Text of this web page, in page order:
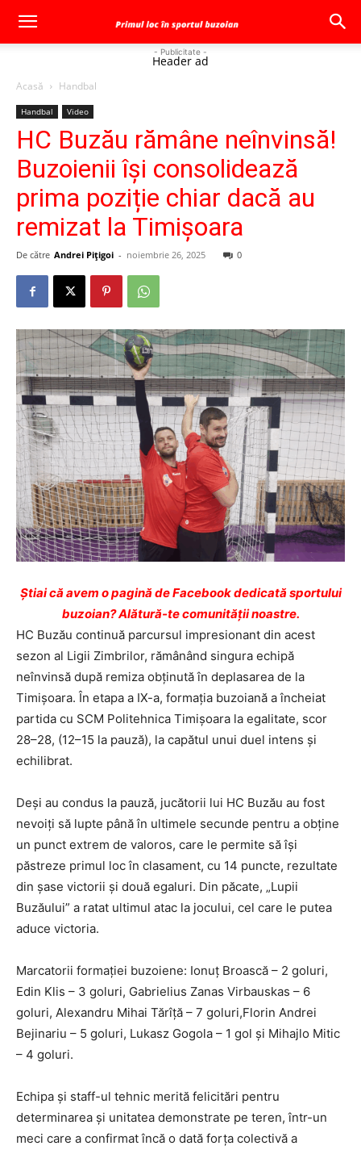
- Publicitate -
Header ad
Acasă Handbal
Handbal Video
HC Buzău rămâne neînvinsă!
Buzoienii își consolidează
prima poziție chiar dacă au
remizat la Timișoara
De către Andrei Pițigoi - noiembrie 26, 2025 0
Ştiai că avem o pagină de Facebook dedicată sportului
buzoian? Alătură-te comunității noastre.
HC Buzău continuă parcursul impresionant din acest
sezon al Ligii Zimbrilor, rămânând singura echipă
neînvinsă după remiza obținută în deplasarea de la
Timișoara. În etapa a IX-a, formația buzoiană a încheiat
partida cu SCM Politehnica Timișoara la egalitate, scor
28–28, (12–15 la pauză), la capătul unui duel intens și
echilibrat.
Deși au condus la pauză, jucătorii lui HC Buzău au fost
nevoiți să lupte până în ultimele secunde pentru a obține
un punct extrem de valoros, care le permite să își
păstreze primul loc în clasament, cu 14 puncte, rezultate
din șase victorii și două egaluri. Din păcate, „Lupii
Buzăului” a ratat ultimul atac la jocului, cel care le putea
aduce victoria.
Marcatorii formației buzoiene: Ionuț Broască – 2 goluri,
Edin Klis – 3 goluri, Gabrielius Zanas Virbauskas – 6
goluri, Alexandru Mihai Tărîță – 7 goluri,Florin Andrei
Bejinariu – 5 goluri, Lukasz Gogola – 1 gol și Mihajlo Mitic
– 4 goluri.
Echipa și staff-ul tehnic merită felicitări pentru
determinarea și unitatea demonstrate pe teren, într-un
meci care a confirmat încă o dată forța colectivă a